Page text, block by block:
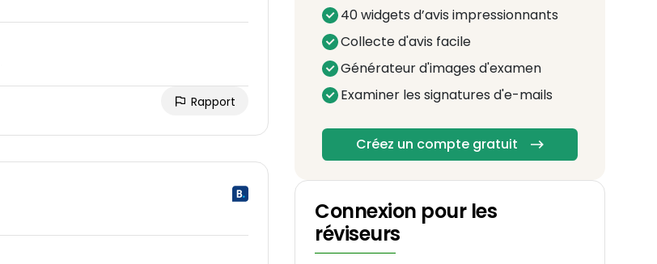
Rapport
40 widgets d’avis impressionnants
Collecte d'avis facile
Générateur d'images d'examen
Examiner les signatures d'e-mails
Créez un compte gratuit
Connexion pour les
réviseurs